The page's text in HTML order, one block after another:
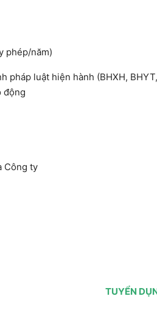
phép/năm)
pháp luật hiện hành (BHXH,
động
Công ty
TUYỂN